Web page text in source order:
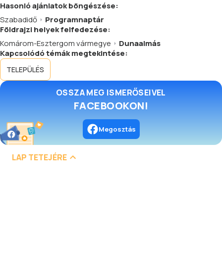
Hasonlóajánlatokböngészése:
Szabadidő
Programnaptár
Földrajzi helyek felfedezése:
Komárom-Esztergom vármegye
Dunaalmás
Kapcsolódó témák megtekintése:
TELEPÜLÉS
OSSZA MEG ISMERŐSEIVEL
FACEBOOKON!
Megosztás
LAP TETEJÉRE